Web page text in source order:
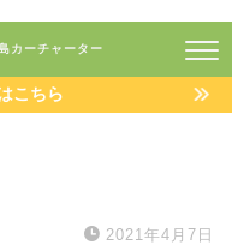
カーチャーター
こちら
2021年4月7日